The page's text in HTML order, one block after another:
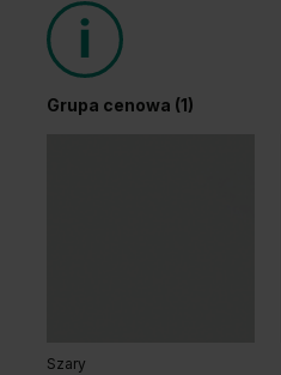
Grupa cenowa (1)
Grupa cenowa (1)
Szary